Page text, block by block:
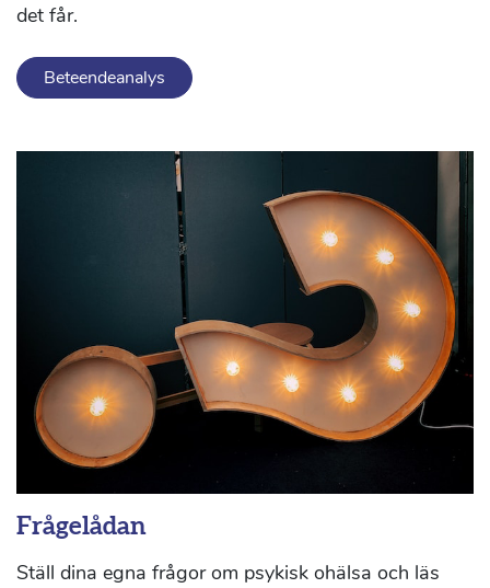
det får.
Beteendeanalys
Frågelådan
Ställ dina egna frågor om psykisk ohälsa och läs